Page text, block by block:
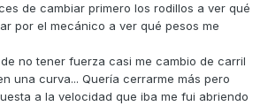
de cambiar primero los rodillos a ver qué
por el mecánico a ver qué pesos me
no tener fuerza casi me cambio de carril
una curva... Quería cerrarme más pero
a la velocidad que iba me fui abriendo